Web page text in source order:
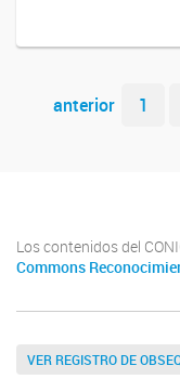
Navegador
anterior 1
Los contenidos del
Commons
VER REGISTRO DE